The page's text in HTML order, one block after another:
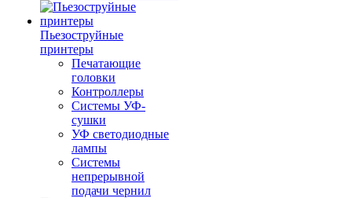
Пьезоструйные
принтеры
Печатающие
головки
Контроллеры
Системы УФ-
сушки
УФ светодиодные
лампы
Системы
непрерывной
подачи чернил